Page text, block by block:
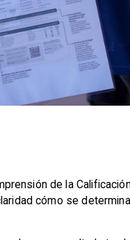
de la
cómo se